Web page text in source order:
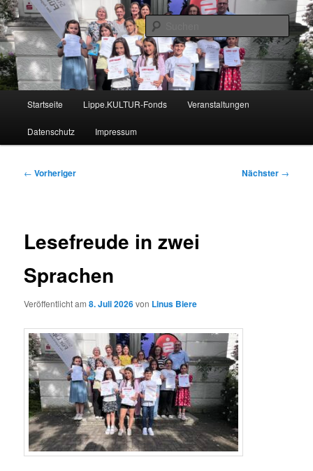
Zum
primären
Inhalt
springenLippe Bildungsticker
Nachrichten aus dem regionalen Bildungsnetzwerk des Kreises Lippe
Startseite Lippe.KULTUR-Fonds Veranstaltungen
Datenschutz Impressum
Beitragsnavigation
← Vorheriger Nächster →
Lesefreude in zwei
Sprachen
Veröffentlicht am8. Juli 2026von Linus Biere